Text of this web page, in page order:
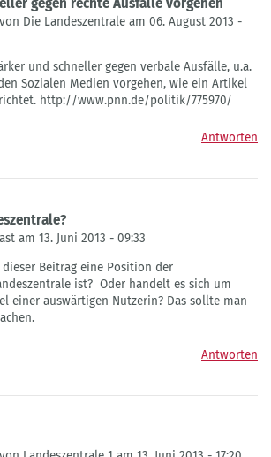
Die Landeszentrale am 06. August 2013 -
und schneller gegen verbale Ausfälle, u.a.
Sozialen Medien vorgehen, wie ein Artikel
http://www.pnn.de/politik/775970/
Antworten
am 13. Juni 2013 - 09:33
Beitrag eine Position der
ist? Oder handelt es sich um
einer auswärtigen Nutzerin? Das sollte man
Antworten